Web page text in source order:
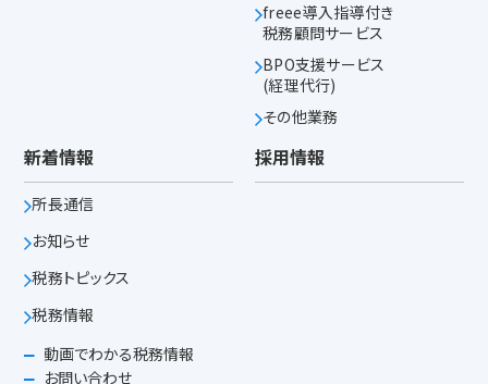
freee導入指導付き
税務顧問サービス
BPO支援サービス
(経理代行)
その他業務
新着情報
所長通信
お知らせ
税務トピックス
税務情報
採用情報
動画でわかる税務情報
お問い合わせ